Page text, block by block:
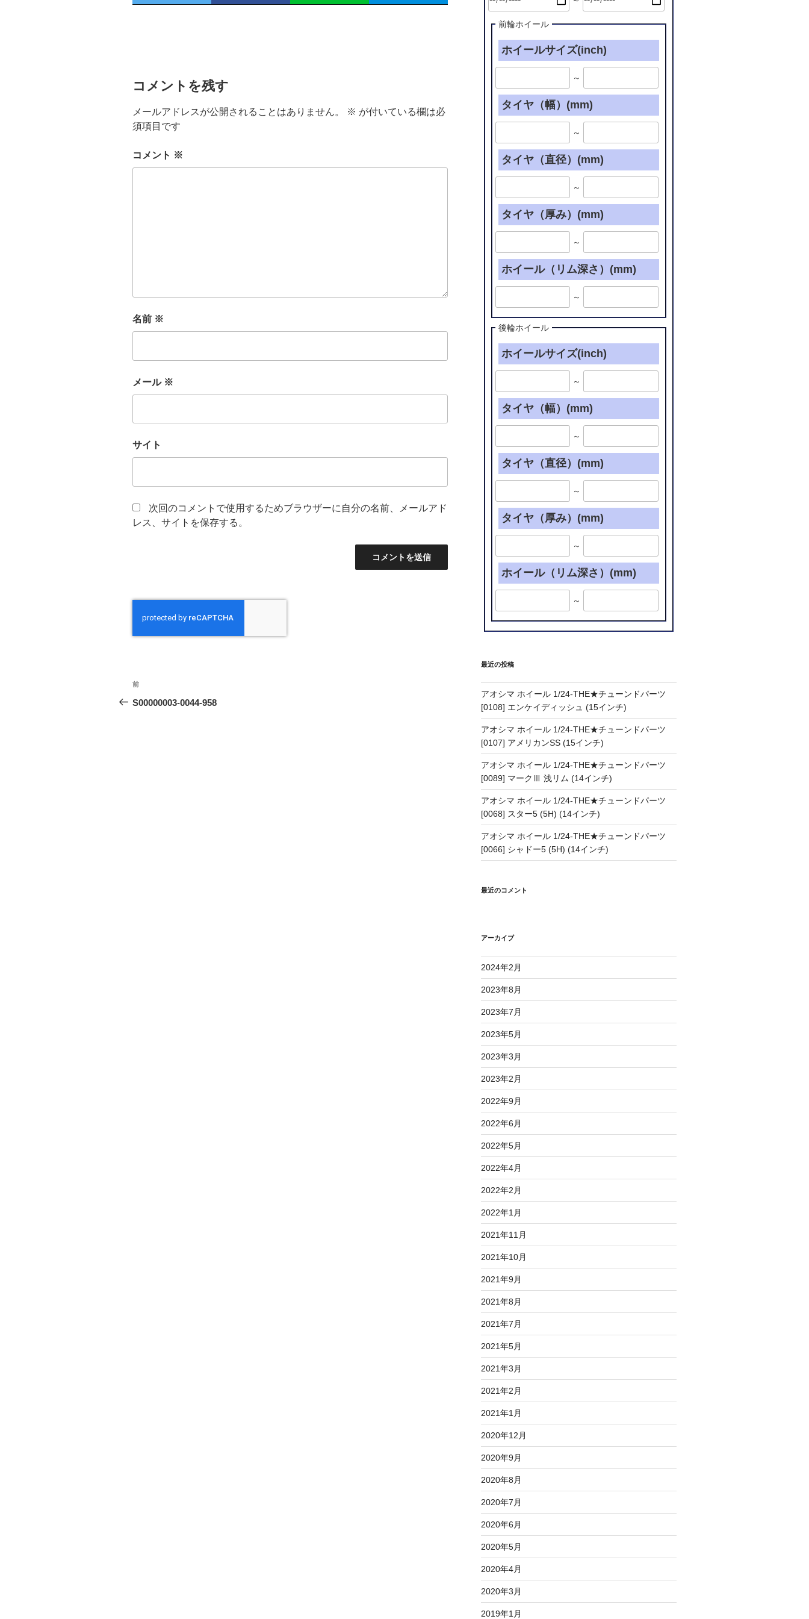
コメントを残す
メールアドレスが公開されることはありません。 ※ が付いている欄は必
須項目です
コメント ※
名前 ※
メール ※
サイト
次回のコメントで使用するためブラウザーに自分の名前、メールアド
レス、サイトを保存する。
投
稿
前
の
前
S00000003-0044-958
前輪ホイール
ホイールサイズ(inch)
～
タイヤ（幅）(mm)
～
タイヤ（直径）(mm)
～
タイヤ（厚み）(mm)
～
ホイール（リム深さ）(mm)
～
後輪ホイール
ホイールサイズ(inch)
～
タイヤ（幅）(mm)
～
タイヤ（直径）(mm)
～
タイヤ（厚み）(mm)
～
ホイール（リム深さ）(mm)
～
最近の投稿
アオシマ ホイール 1/24-THE★チューンドパーツ
[0108] エンケイディッシュ (15インチ)
アオシマ ホイール 1/24-THE★チューンドパーツ
[0107] アメリカンSS (15インチ)
アオシマ ホイール 1/24-THE★チューンドパーツ
[0089] マークⅢ 浅リム (14インチ)
アオシマ ホイール 1/24-THE★チューンドパーツ
[0068] スター5 (5H) (14インチ)
アオシマ ホイール 1/24-THE★チューンドパーツ
[0066] シャドー5 (5H) (14インチ)
最近のコメント
アーカイブ
2024年2月
2023年8月
2023年7月
2023年5月
2023年3月
2023年2月
2022年9月
2022年6月
2022年5月
2022年4月
2022年2月
2022年1月
2021年11月
2021年10月
2021年9月
2021年8月
2021年7月
2021年5月
2021年3月
2021年2月
2021年1月
2020年12月
2020年9月
2020年8月
2020年7月
2020年6月
2020年5月
2020年4月
2020年3月
2019年1月